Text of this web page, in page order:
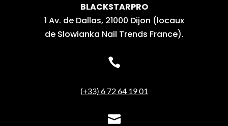
BLACKSTARPRO
1 Av. de Dallas, 21000 Dijon (locaux
de Slowianka Nail Trends France).

(+33) 6 72 64 19 01
